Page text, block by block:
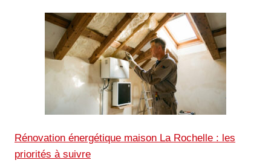
Rénovation énergétique maison La Rochelle : les
priorités à suivre